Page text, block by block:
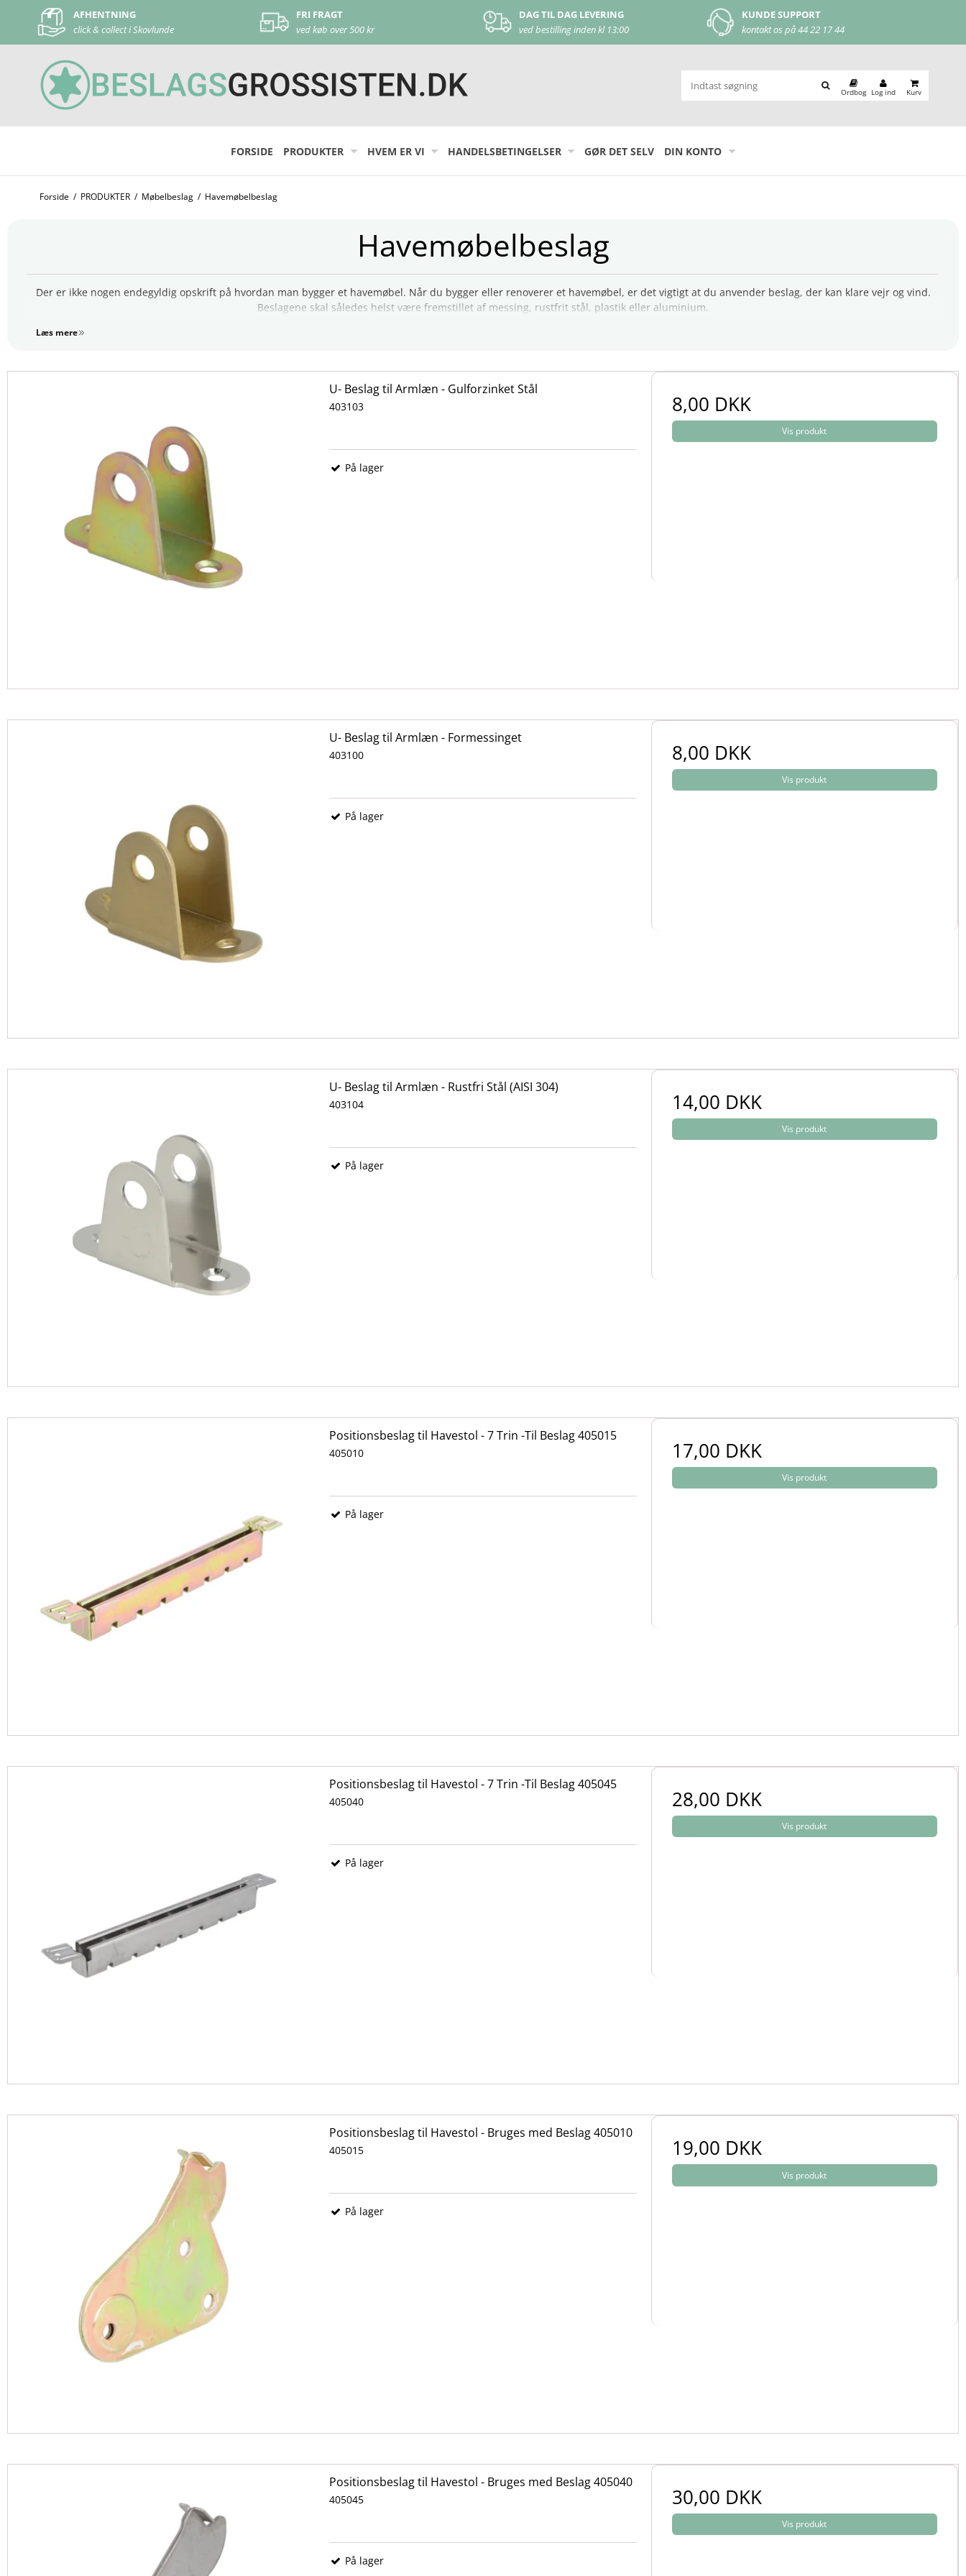
FRI FRAGT
ved køb over 500 kr
DAG TIL DAG LEVERING
ved bestilling inden kl 13:00
KUNDE SUPPORT
kontakt os på44 22 17 44
MOBILEPAY
let og nem betaling
Ordbog Log ind Kurv
FORSIDE PRODUKTER HVEM ER VI HANDELSBETINGELSER GØR DET SELV DIN KONTO
Forside / PRODUKTER / Møbelbeslag / Havemøbelbeslag
Havemøbelbeslag
Der er ikke nogen endegyldig opskrift på hvordan man bygger et havemøbel. Når du bygger eller renoverer et havemøbel, er det vigtigt at du anvender beslag, der kan klare vejr og vind.
Beslagene skal således helst være fremstillet af messing, rustfrit stål, plastik eller aluminium.
Stålskruer og beslag, der er gulforzinket, kan også anvendes udendørs, når bare de ikke er alt for eksponeret for vejr og vind. Et møbel fremstillet af stålbeslag, der er gulforzinket, skal
Læs mere
U- Beslag til Armlæn - Gulforzinket Stål
403103
På lager
8,00 DKK
Vis produkt
U- Beslag til Armlæn - Formessinget
403100
På lager
8,00 DKK
Vis produkt
U- Beslag til Armlæn - Rustfri Stål (AISI 304)
403104
På lager
14,00 DKK
Vis produkt
Positionsbeslag til Havestol - 7 Trin -Til Beslag 405015
405010
På lager
17,00 DKK
Vis produkt
Positionsbeslag til Havestol - 7 Trin -Til Beslag 405045
405040
På lager
28,00 DKK
Vis produkt
Positionsbeslag til Havestol - Bruges med Beslag 405010
405015
På lager
19,00 DKK
Vis produkt
Positionsbeslag til Havestol - Bruges med Beslag 405040
405045
På lager
30,00 DKK
Vis produkt